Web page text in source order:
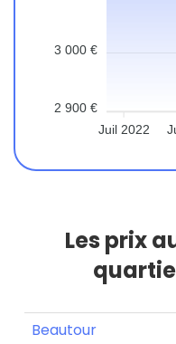
3 000 €
2 900 €
Juil 2022
Les prix
Beautour